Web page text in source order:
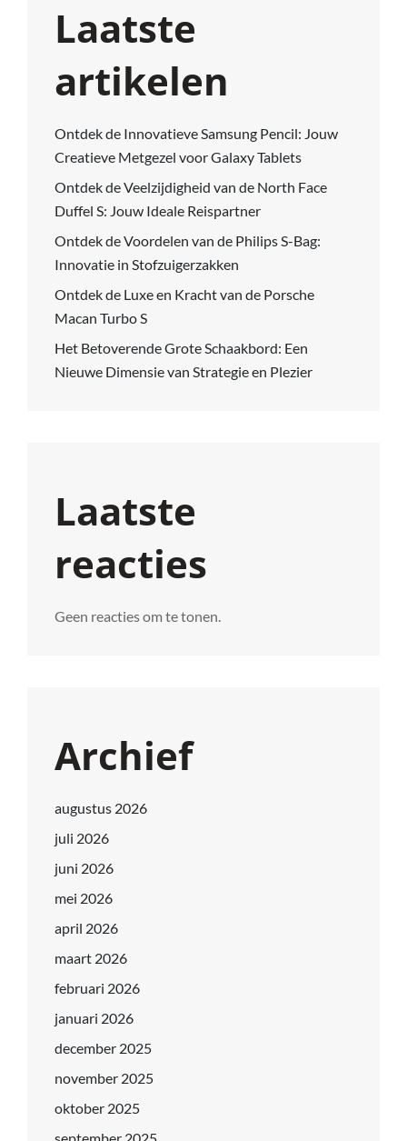
Laatste
artikelen
Ontdek de Innovatieve Samsung Pencil: Jouw
Creatieve Metgezel voor Galaxy Tablets
Ontdek de Veelzijdigheid van de North Face
Duffel S: Jouw Ideale Reispartner
Ontdek de Voordelen van de Philips S-Bag:
Innovatie in Stofzuigerzakken
Ontdek de Luxe en Kracht van de Porsche
Macan Turbo S
Het Betoverende Grote Schaakbord: Een
Nieuwe Dimensie van Strategie en Plezier
Laatste
reacties
Geen reacties om te tonen.
Archief
augustus 2026
juli 2026
juni 2026
mei 2026
april 2026
maart 2026
februari 2026
januari 2026
december 2025
november 2025
oktober 2025